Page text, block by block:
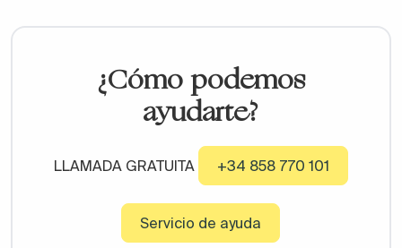
¿Cómo podemos
ayudarte?
LLAMADA GRATUITA +34 858 770 101
Servicio de ayuda